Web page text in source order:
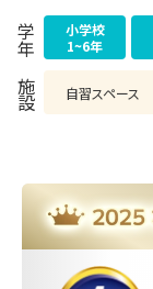
学年
小学校
1~6年
施設 自習スペース